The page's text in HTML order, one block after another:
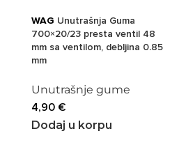
WAG Unutrašnja Guma
700×20/23 presta ventil 48
mm sa ventilom, debljina 0.85
mm
Unutrašnje gume
4,90 €
Dodaj u korpu